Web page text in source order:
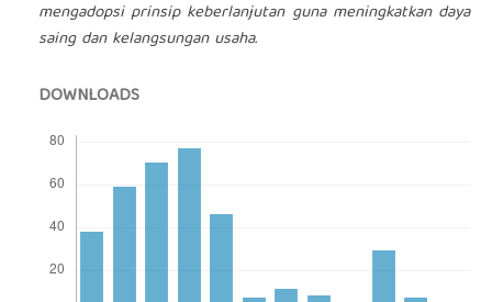
mengadopsi prinsip keberlanjutan guna meningkatkan daya
saing dan kelangsungan usaha.
DOWNLOADS